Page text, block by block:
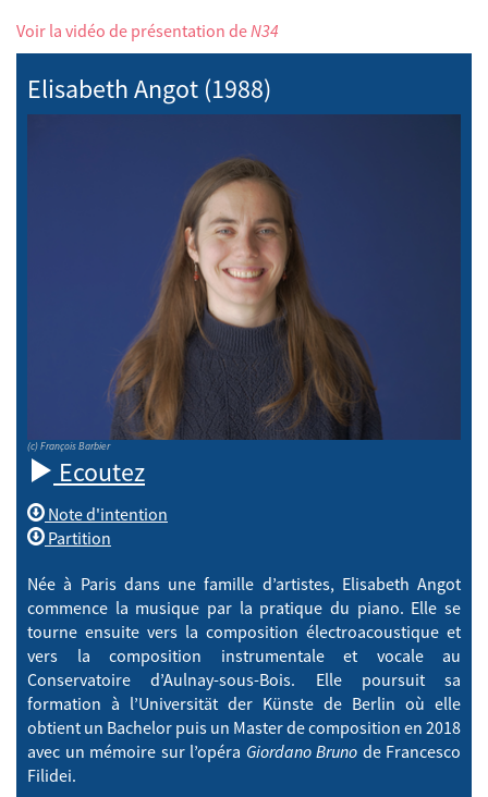
Voir la vidéo de présentation deN34
Elisabeth Angot (1988)
(c) François Barbier
Ecoutez
Note d'intention
Partition
Née à Paris dans une famille d’artistes, Elisabeth Angot
commence la musique par la pratique du piano. Elle se
tourne ensuite vers la composition électroacoustique et
vers la composition instrumentale et vocale au
Conservatoire d’Aulnay-sous-Bois. Elle poursuit sa
formation à l’Universität der Künste de Berlin où elle
obtient un Bachelor puis un Master de composition en 2018
avec un mémoire sur l’opéra Giordano Bruno de Francesco
Filidei.